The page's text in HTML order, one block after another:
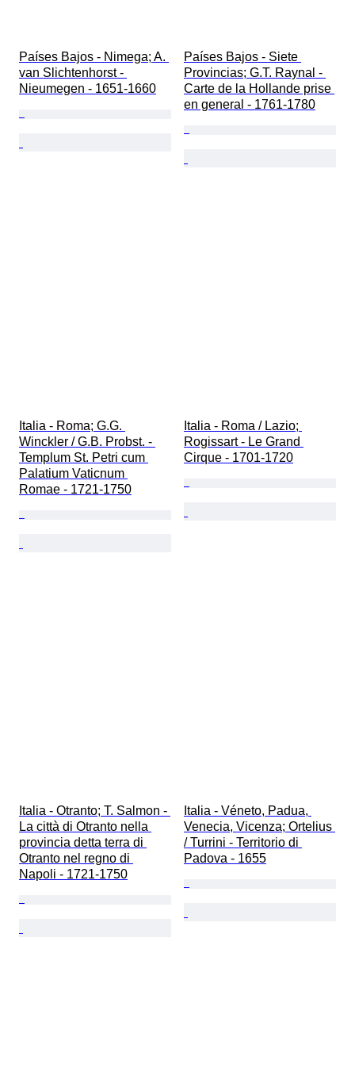
Países Bajos - Nimega; A.
van Slichtenhorst -
Nieumegen - 1651-1660
Países Bajos - Siete
Provincias; G.T. Raynal -
Carte de la Hollande prise
en general - 1761-1780
Italia - Roma; G.G.
Winckler / G.B. Probst. -
Templum St. Petri cum
Palatium Vaticnum
Romae - 1721-1750
Italia - Roma / Lazio;
Rogissart - Le Grand
Cirque - 1701-1720
Italia - Otranto; T. Salmon -
La città di Otranto nella
provincia detta terra di
Otranto nel regno di
Napoli - 1721-1750
Italia - Véneto, Padua,
Venecia, Vicenza; Ortelius
/ Turrini - Territorio di
Padova - 1655